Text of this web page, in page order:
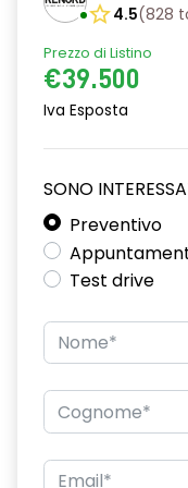
4.5(828
Prezzo di Listino
€39.500
Iva Esposta
SONO
Preventivo
Test drive